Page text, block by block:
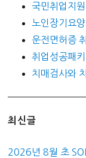
국민취업지
노인장기요
운전면허증
취업성공패키
치매검사와
최신글
2026년 8월 초